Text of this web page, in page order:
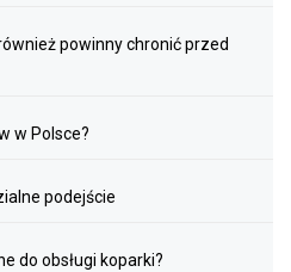
powinny chronić przed
w Polsce?
podejście
do obsługi koparki?